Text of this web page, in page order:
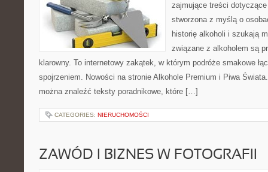
zajmujące treści
stworzona z myślą o
historię alkoholi i szukają
związane z alkoholem są
klarowny. To internetowy zakątek, w którym podróże smakowe
spojrzeniem. Nowości na stronie Alkohole Premium i Piwa
można znaleźć teksty poradnikowe, które […]
CATEGORIES: NIERUCHOMOŚCI
ZAWÓD I BIZNES W FOTOGRAFII